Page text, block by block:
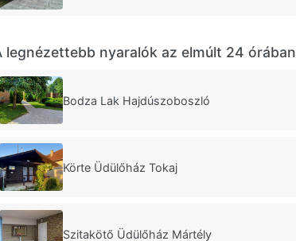
legnézettebb nyaralók az elmúlt 24 órában
Bodza Lak Hajdúszoboszló
Körte Üdülőház Tokaj
Szitakötő Üdülőház Mártély